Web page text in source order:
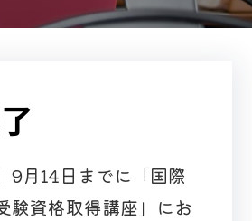
9月14日までに「国際
験資格取得講座」にお